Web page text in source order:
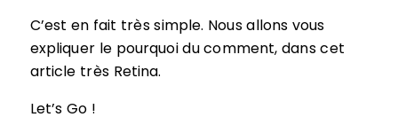
C’est en fait très simple. Nous allons vous
expliquer le pourquoi du comment, dans cet
article très Retina.
Let’s Go !